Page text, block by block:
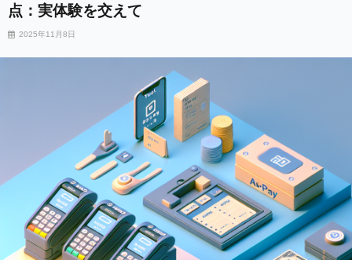
点：実体験を交えて
2025年11月8日